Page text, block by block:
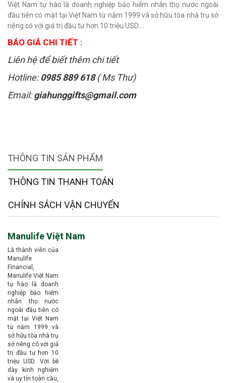
Việt Nam tự hào là doanh nghiệp bảo hiểm nhân thọ nước ngoài
đầu tiên có mặt tại Việt Nam từ năm 1999 và sở hữu tòa nhà trụ sở
riêng có với giá trị đầu tư hơn 10 triệu USD....
BÁO GIÁ CHI TIẾT :
Liên hệ để biết thêm chi tiết
Hotline:0985 889 618( Ms Thư)
Email:giahunggifts@gmail.com
THÔNG TIN SẢN PHẨM
THÔNG TIN THANH TOÁN
CHÍNH SÁCH VẬN CHUYỂN
Manulife Việt Nam
Là thành viên của
Manulife
Financial,
Manulife Việt Nam
tự hào là doanh
nghiệp bảo hiểm
nhân thọ nước
ngoài đầu tiên có
mặt tại Việt Nam
từ năm 1999 và
sở hữu tòa nhà trụ
sở riêng có với giá
trị đầu tư hơn 10
triệu USD. Với bề
dày kinh nghiệm
và uy tín toàn cầu,